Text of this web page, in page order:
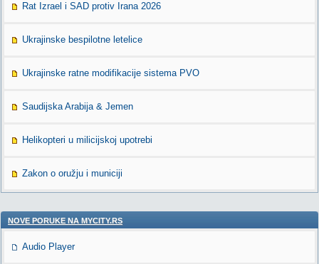
Rat Izrael i SAD protiv Irana 2026
Ukrajinske bespilotne letelice
Ukrajinske ratne modifikacije sistema PVO
Saudijska Arabija & Jemen
Helikopteri u milicijskoj upotrebi
Zakon o oružju i municiji
NOVE PORUKE NA MYCITY.RS
Audio Player